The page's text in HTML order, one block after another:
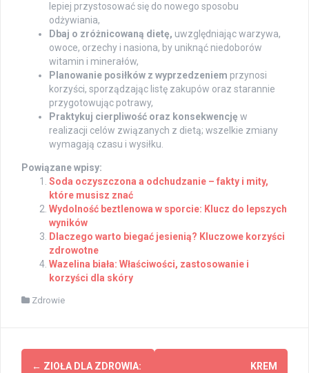
lepiej przystosować się do nowego sposobu
odżywiania,
Dbaj o zróżnicowaną dietę, uwzględniając warzywa,
owoce, orzechy i nasiona, by uniknąć niedoborów
witamin i minerałów,
Planowanie posiłków z wyprzedzeniem przynosi
korzyści, sporządzając listę zakupów oraz starannie
przygotowując potrawy,
Praktykuj cierpliwość oraz konsekwencję w
realizacji celów związanych z dietą; wszelkie zmiany
wymagają czasu i wysiłku.
Powiązane wpisy:
Soda oczyszczona a odchudzanie – fakty i mity,
które musisz znać
Wydolność beztlenowa w sporcie: Klucz do lepszych
wyników
Dlaczego warto biegać jesienią? Kluczowe korzyści
zdrowotne
Wazelina biała: Właściwości, zastosowanie i
korzyści dla skóry
Zdrowie
Post
← ZIOŁA DLA ZDROWIA: KREM